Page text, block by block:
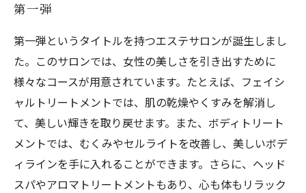
第一弾
第一弾というタイトルを持つエステサロンが誕生しまし
た。このサロンでは、女性の美しさを引き出すために
様々なコースが用意されています。たとえば、フェイシ
ャルトリートメントでは、肌の乾燥やくすみを解消し
て、美しい輝きを取り戻せます。また、ボディトリート
メントでは、むくみやセルライトを改善し、美しいボデ
ィラインを手に入れることができます。さらに、ヘッド
スパやアロマトリートメントもあり、心も体もリラック